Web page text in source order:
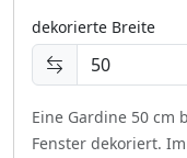
dekorierte Breite
Eine Gardine 50 cm
Fenster dekoriert.